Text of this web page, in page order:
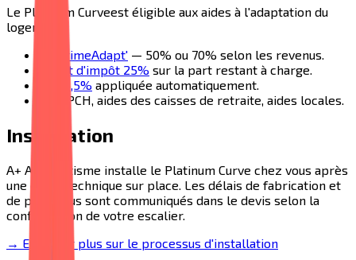
Le Platinum Curveest éligible aux aides à l'adaptation du
logement :
MaPrimeAdapt' — 50% ou 70% selon les revenus.
Crédit d'impôt 25% sur la part restant à charge.
TVA 5,5% appliquée automatiquement.
APA, PCH, aides des caisses de retraite, aides locales.
Installation
A+ Automatisme installe le Platinum Curve chez vous après
une étude technique sur place. Les délais de fabrication et
de pose vous sont communiqués dans le devis selon la
configuration de votre escalier.
→ En savoir plus sur le processus d'installation